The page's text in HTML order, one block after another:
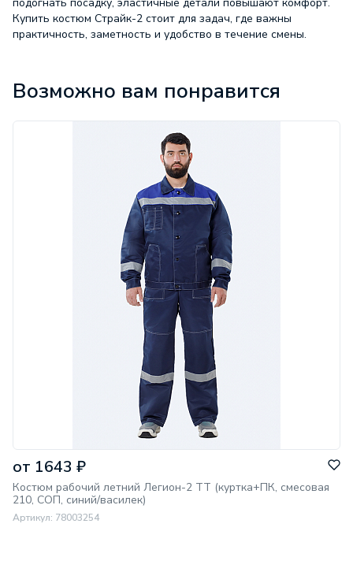
Купить костюм Страйк-2 стоит для задач, где важны
практичность, заметность и удобство в течение смены.
Ожидание:
По запросу
ткань:
ПЭ 80% ХБ 20%
12.4.280-2014
Возможно вам понравится
от 1643 ₽
Костюм рабочий летний Легион-2 ТТ (куртка+ПК, смесовая
210, СОП, синий/василек)
Артикул: 78003254